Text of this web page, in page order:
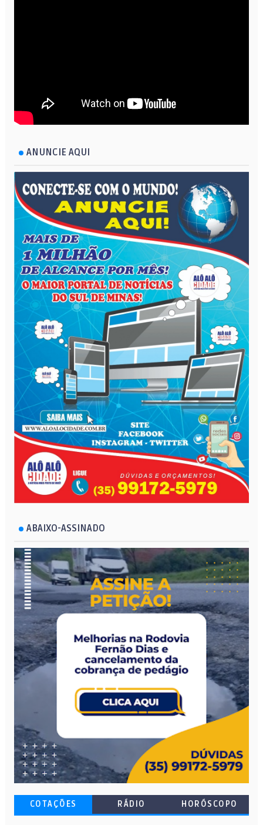
ANUNCIE AQUI
ABAIXO-ASSINADO
COTAÇÕES RÁDIO HORÓSCOPO